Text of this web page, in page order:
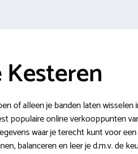
of alleen je banden laten wisselen
populaire online verkooppunten
waar je terecht kunt voor
balanceren en leer je d.m.v. de